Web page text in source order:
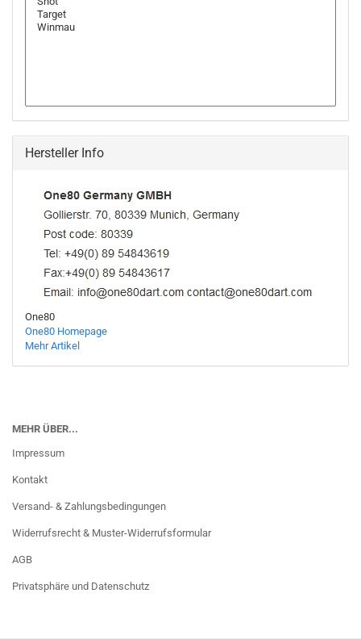
Hersteller Info
One80
One80 Homepage
Mehr Artikel
MEHR ÜBER...
Impressum
Kontakt
Versand- & Zahlungsbedingungen
Widerrufsrecht & Muster-Widerrufsformular
AGB
Privatsphäre und Datenschutz